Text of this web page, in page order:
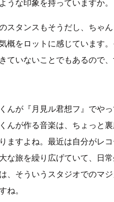
うな印象を持っていますか。
スタンスもそうだし、ちゃ
概をロットに感じています
ていないことでもあるので
んが『月見ル君想フ』でや
んが作る音楽は、ちょっと
ますよね。最近は自分がレ
な旅を繰り広げていて、日
、そういうスタジオでのマ
ね。